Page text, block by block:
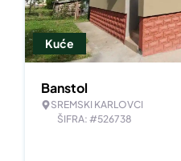
Kuće
Banstol
SREMSKI KARLOVCI
ŠIFRA: #526738